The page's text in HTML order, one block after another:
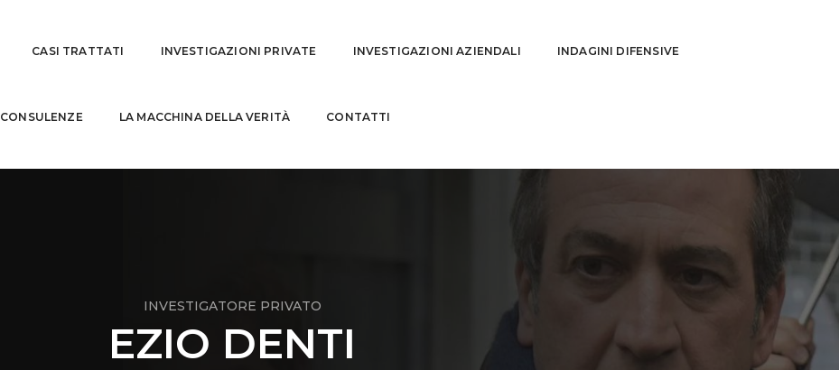
CASI TRATTATI INVESTIGAZIONI PRIVATE INVESTIGAZIONI AZIENDALI INDAGINI DIFENSIVE
CONSULENZE LA MACCHINA DELLA VERITÀ CONTATTI
INVESTIGATORE PRIVATO
EZIO DENTI